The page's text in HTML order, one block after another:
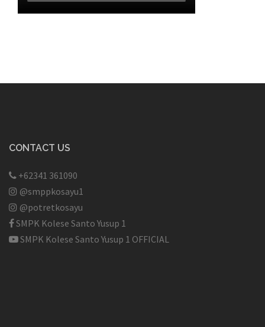
CONTACT US
+62341 361090
@smppkosayu1
@potretkosayu
SMPK Kolese Santo Yusup 1
SMPK Kolese Santo Yusup 1 OFFICIAL